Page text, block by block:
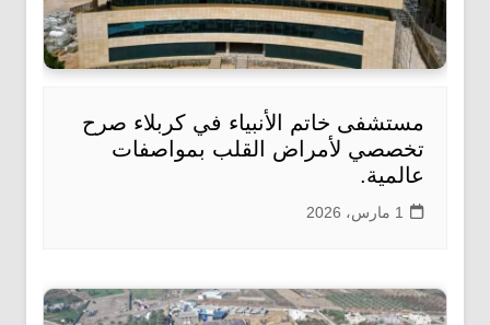
مستشفى خاتم الأنبياء في كربلاء صرح
تخصصي لأمراض القلب بمواصفات
عالمية.
1 مارس، 2026